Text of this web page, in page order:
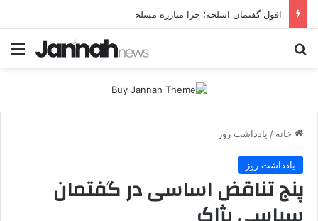
خانه / یادداشت روز
یادداشت روز
پنج تناقض اساسی در گفتمان